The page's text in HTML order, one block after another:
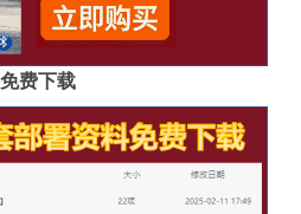
费下载